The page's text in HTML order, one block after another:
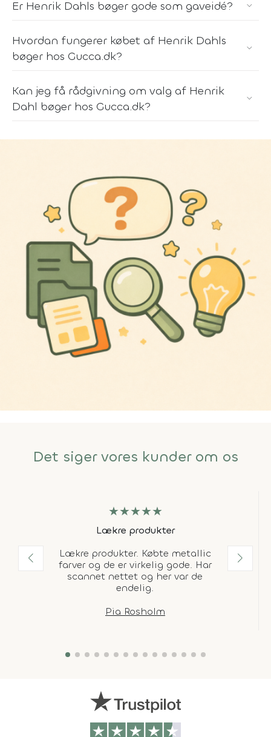
Er Henrik Dahls bøger gode som gaveidé?
Hvordan fungerer købet af Henrik Dahls
bøger hos Gucca.dk?
Kan jeg få rådgivning om valg af Henrik
Dahl bøger hos Gucca.dk?
Det siger vores kunder om os
★★★★★
Lækre produkter
Lækre produkter. Købte metallic
farver og de er virkelig gode. Har
scannet nettet og her var de
endelig.
Pia Rosholm